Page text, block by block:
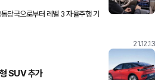
당국으로부터 레벨 3 자율주행 기
21.12.13
SUV 추가